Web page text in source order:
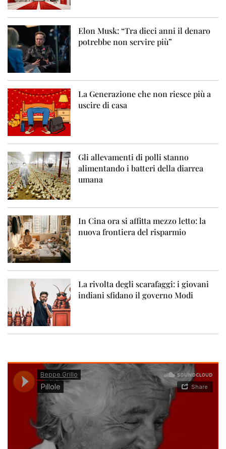
Elon Musk: “Tra dieci anni il denaro
potrebbe non servire più”
La Generazione che non riesce più a
uscire di casa
Gli allevamenti di polli stanno
alimentando i batteri della diarrea
umana
In Cina ora si affitta mezzo letto: la
nuova frontiera del risparmio
La rivolta degli scarafaggi: i giovani
indiani sfidano il governo Modi